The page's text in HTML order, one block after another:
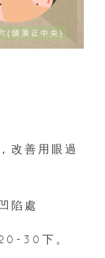
改善用眼過
陷處
30下。